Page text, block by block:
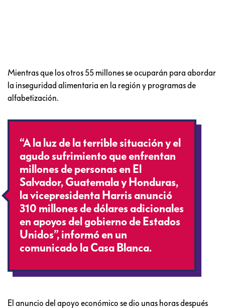
Mientras que los otros 55 millones se ocuparán para abordar
la inseguridad alimentaria en la región y programas de
alfabetización.
“A la luz de la terrible situación y el
agudo sufrimiento que enfrentan
millones de personas en El
Salvador, Guatemala y Honduras,
la vicepresidenta Harris anunció
310 millones de dólares adicionales
en apoyos del gobierno de Estados
Unidos”, informó en un
comunicado la Casa Blanca.
El anuncio del apoyo económico se dio unas horas después